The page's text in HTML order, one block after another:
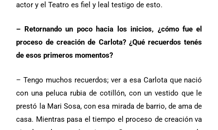
actor y el Teatro es fiel y leal testigo de esto.
– Retornando un poco hacia los inicios, ¿cómo fue el
proceso de creación de Carlota? ¿Qué recuerdos tenés
de esos primeros momentos?
– Tengo muchos recuerdos; ver a esa Carlota que nació
con una peluca rubia de cotillón, con un vestido que le
prestó la Mari Sosa, con esa mirada de barrio, de ama de
casa. Mientras pasa el tiempo el proceso de creación va